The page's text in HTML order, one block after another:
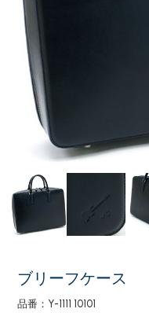
ブリーフケース
品番：Y-1111 10101